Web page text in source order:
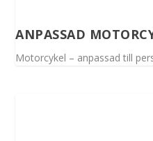
ANPASSAD
Motorcykel – anpassad till